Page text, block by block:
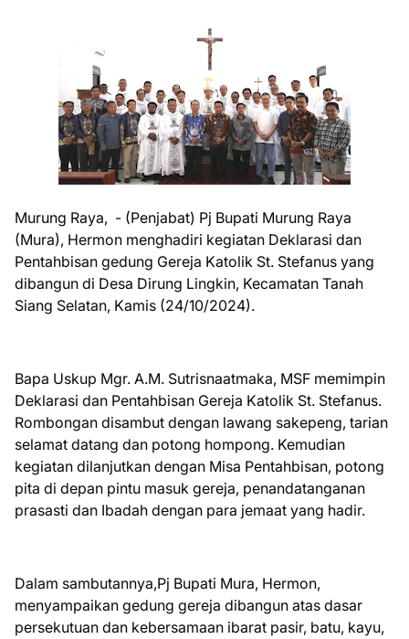
Murung Raya, - (Penjabat) Pj Bupati Murung Raya
(Mura), Hermon menghadiri kegiatan Deklarasi dan
Pentahbisan gedung Gereja Katolik St. Stefanus yang
dibangun di Desa Dirung Lingkin, Kecamatan Tanah
Siang Selatan, Kamis (24/10/2024).
Bapa Uskup Mgr. A.M. Sutrisnaatmaka, MSF memimpin
Deklarasi dan Pentahbisan Gereja Katolik St. Stefanus.
Rombongan disambut dengan lawang sakepeng, tarian
selamat datang dan potong hompong. Kemudian
kegiatan dilanjutkan dengan Misa Pentahbisan, potong
pita di depan pintu masuk gereja, penandatanganan
prasasti dan Ibadah dengan para jemaat yang hadir.
Dalam sambutannya,Pj Bupati Mura, Hermon,
menyampaikan gedung gereja dibangun atas dasar
persekutuan dan kebersamaan ibarat pasir, batu, kayu,